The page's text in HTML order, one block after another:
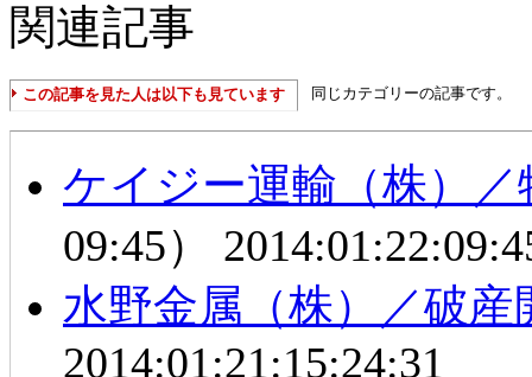
関連記事
この記事を見た人は以下も見ています 同じカテゴリーの記事です。
ケイジー運輸（株）
09:45）
水野金属（株）／破産
2014:01:21:15:24:31